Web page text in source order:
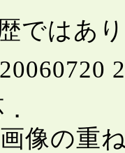
ではあ
像の重